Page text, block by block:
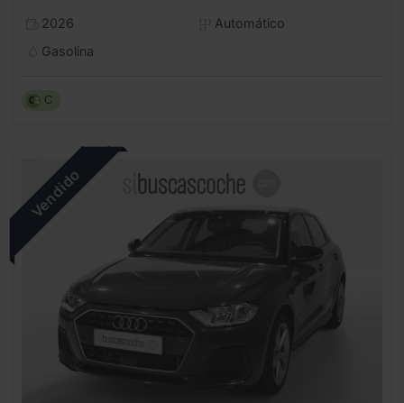
2026
Automático
Gasolina
C